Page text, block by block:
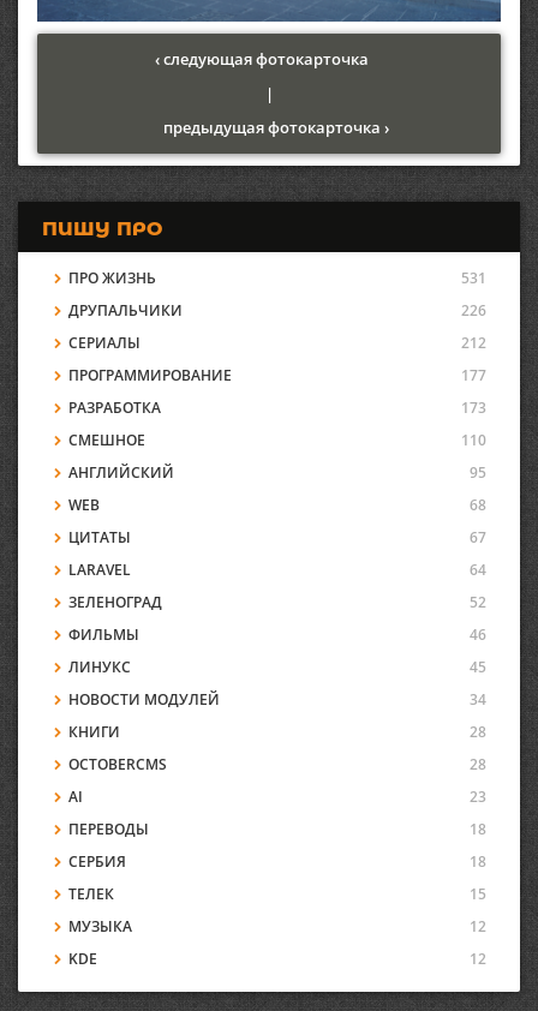
‹ следующая фотокарточка
|
предыдущая фотокарточка ›
ПИШУ ПРО
ПРО ЖИЗНЬ
531
ДРУПАЛЬЧИКИ
226
СЕРИАЛЫ
212
ПРОГРАММИРОВАНИЕ
177
РАЗРАБОТКА
173
СМЕШНОЕ
110
АНГЛИЙСКИЙ
95
WEB
68
ЦИТАТЫ
67
LARAVEL
64
ЗЕЛЕНОГРАД
52
ФИЛЬМЫ
46
ЛИНУКС
45
НОВОСТИ МОДУЛЕЙ
34
КНИГИ
28
OCTOBERCMS
28
AI
23
ПЕРЕВОДЫ
18
СЕРБИЯ
18
ТЕЛЕК
15
МУЗЫКА
12
KDE
12